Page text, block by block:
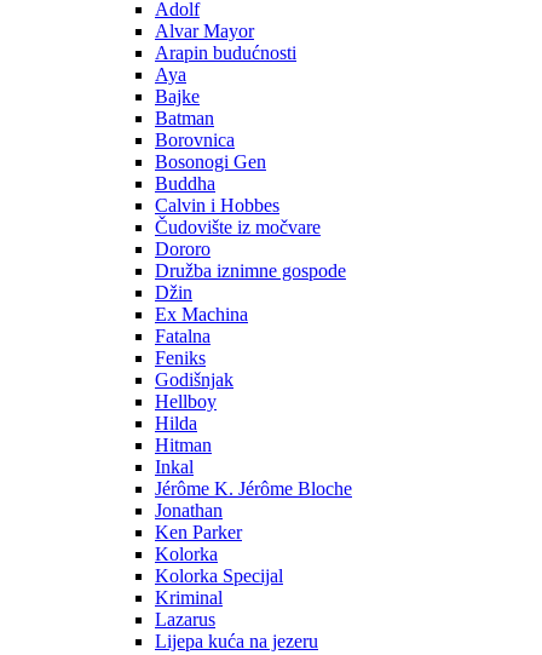
Adolf
Alvar Mayor
Arapin budućnosti
Aya
Bajke
Batman
Borovnica
Bosonogi Gen
Buddha
Calvin i Hobbes
Čudovište iz močvare
Dororo
Družba iznimne gospode
Džin
Ex Machina
Fatalna
Feniks
Godišnjak
Hellboy
Hilda
Hitman
Inkal
Jérôme K. Jérôme Bloche
Jonathan
Ken Parker
Kolorka
Kolorka Specijal
Kriminal
Lazarus
Lijepa kuća na jezeru